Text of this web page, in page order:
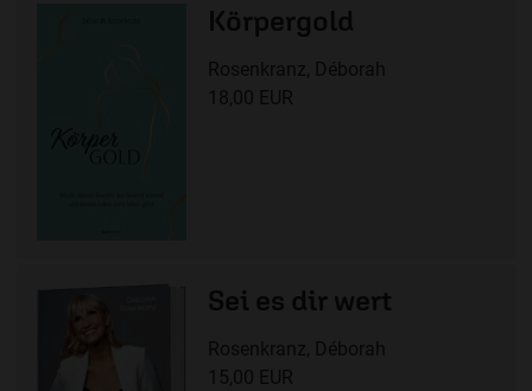
Körpergold
Rosenkranz, Déborah
18,00 EUR
Sei es dir wert
Rosenkranz, Déborah
15,00 EUR